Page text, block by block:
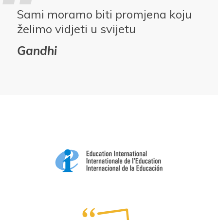
Sami moramo biti promjena koju
želimo vidjeti u svijetu
Gandhi